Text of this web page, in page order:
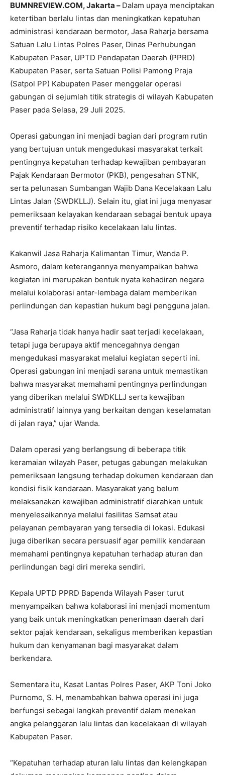
BUMNREVIEW.COM, Jakarta – Dalam upaya menciptakan
ketertiban berlalu lintas dan meningkatkan kepatuhan
administrasi kendaraan bermotor, Jasa Raharja bersama
Satuan Lalu Lintas Polres Paser, Dinas Perhubungan
Kabupaten Paser, UPTD Pendapatan Daerah (PPRD)
Kabupaten Paser, serta Satuan Polisi Pamong Praja
(Satpol PP) Kabupaten Paser menggelar operasi
gabungan di sejumlah titik strategis di wilayah Kabupaten
Paser pada Selasa, 29 Juli 2025.
Operasi gabungan ini menjadi bagian dari program rutin
yang bertujuan untuk mengedukasi masyarakat terkait
pentingnya kepatuhan terhadap kewajiban pembayaran
Pajak Kendaraan Bermotor (PKB), pengesahan STNK,
serta pelunasan Sumbangan Wajib Dana Kecelakaan Lalu
Lintas Jalan (SWDKLLJ). Selain itu, giat ini juga menyasar
pemeriksaan kelayakan kendaraan sebagai bentuk upaya
preventif terhadap risiko kecelakaan lalu lintas.
Kakanwil Jasa Raharja Kalimantan Timur, Wanda P.
Asmoro, dalam keterangannya menyampaikan bahwa
kegiatan ini merupakan bentuk nyata kehadiran negara
melalui kolaborasi antar-lembaga dalam memberikan
perlindungan dan kepastian hukum bagi pengguna jalan.
“Jasa Raharja tidak hanya hadir saat terjadi kecelakaan,
tetapi juga berupaya aktif mencegahnya dengan
mengedukasi masyarakat melalui kegiatan seperti ini.
Operasi gabungan ini menjadi sarana untuk memastikan
bahwa masyarakat memahami pentingnya perlindungan
yang diberikan melalui SWDKLLJ serta kewajiban
administratif lainnya yang berkaitan dengan keselamatan
di jalan raya,” ujar Wanda.
Dalam operasi yang berlangsung di beberapa titik
keramaian wilayah Paser, petugas gabungan melakukan
pemeriksaan langsung terhadap dokumen kendaraan dan
kondisi fisik kendaraan. Masyarakat yang belum
melaksanakan kewajiban administratif diarahkan untuk
menyelesaikannya melalui fasilitas Samsat atau
pelayanan pembayaran yang tersedia di lokasi. Edukasi
juga diberikan secara persuasif agar pemilik kendaraan
memahami pentingnya kepatuhan terhadap aturan dan
perlindungan bagi diri mereka sendiri.
Kepala UPTD PPRD Bapenda Wilayah Paser turut
menyampaikan bahwa kolaborasi ini menjadi momentum
yang baik untuk meningkatkan penerimaan daerah dari
sektor pajak kendaraan, sekaligus memberikan kepastian
hukum dan kenyamanan bagi masyarakat dalam
berkendara.
Sementara itu, Kasat Lantas Polres Paser, AKP Toni Joko
Purnomo, S. H, menambahkan bahwa operasi ini juga
berfungsi sebagai langkah preventif dalam menekan
angka pelanggaran lalu lintas dan kecelakaan di wilayah
Kabupaten Paser.
“Kepatuhan terhadap aturan lalu lintas dan kelengkapan